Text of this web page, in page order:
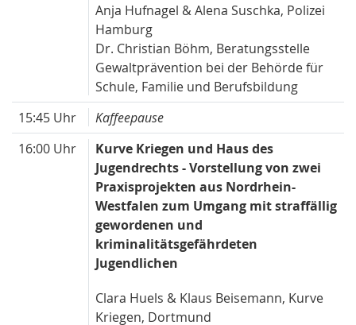
Anja Hufnagel & Alena Suschka, Polizei
Hamburg
Dr. Christian Böhm, Beratungsstelle
Gewaltprävention bei der Behörde für
Schule, Familie und Berufsbildung
15:45 Uhr
Kaffeepause
16:00 Uhr
Kurve Kriegen und Haus des
Jugendrechts - Vorstellung von zwei
Praxisprojekten aus Nordrhein-
Westfalen zum Umgang mit straffällig
gewordenen und
kriminalitätsgefährdeten
Jugendlichen
Clara Huels & Klaus Beisemann, Kurve
Kriegen, Dortmund